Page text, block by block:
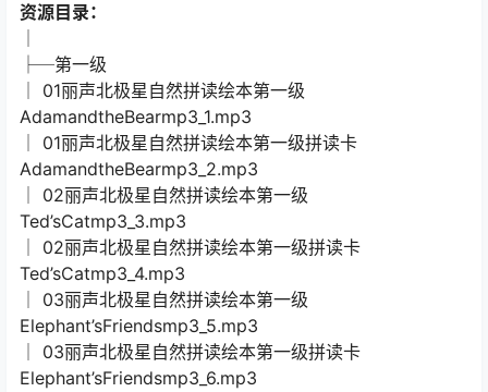
资源目录：
├─第一级
│ 01丽声北极星自然拼读绘本第一级
AdamandtheBearmp3_1.mp3
│ 01丽声北极星自然拼读绘本第一级拼读卡
AdamandtheBearmp3_2.mp3
│ 02丽声北极星自然拼读绘本第一级
Ted’sCatmp3_3.mp3
│ 02丽声北极星自然拼读绘本第一级拼读卡
Ted’sCatmp3_4.mp3
│ 03丽声北极星自然拼读绘本第一级
Elephant’sFriendsmp3_5.mp3
│ 03丽声北极星自然拼读绘本第一级拼读卡
Elephant’sFriendsmp3_6.mp3